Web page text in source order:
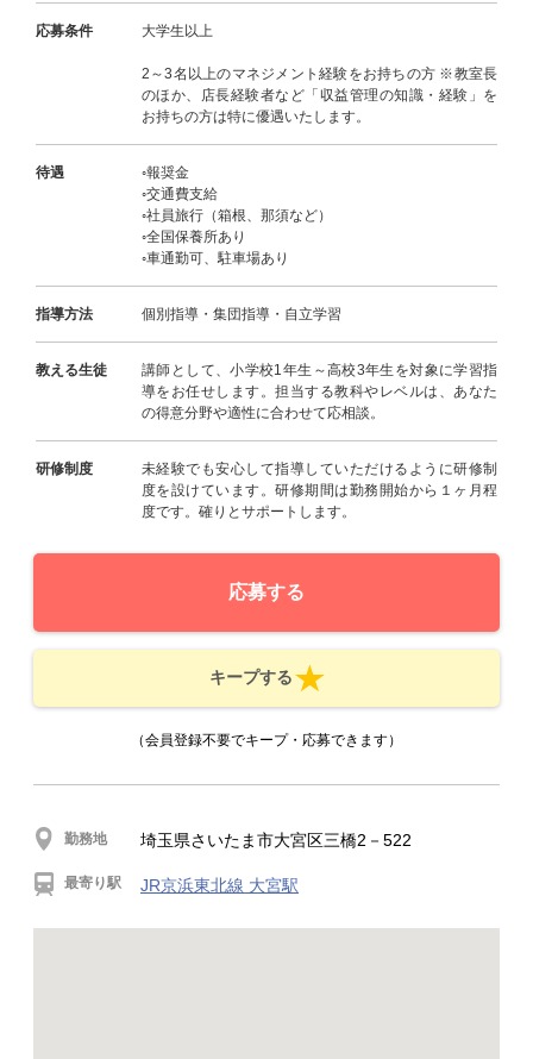
応募条件 大学生以上
2～3名以上のマネジメント経験をお持ちの方 ※教室長
のほか、店長経験者など「収益管理の知識・経験」を
お持ちの方は特に優遇いたします。
待遇
◦報奨金
◦交通費支給
◦社員旅行（箱根、那須など）
◦全国保養所あり
◦車通勤可、駐車場あり
指導方法 個別指導・集団指導・自立学習
教える生徒
講師として、小学校1年生～高校3年生を対象に学習指
導をお任せします。担当する教科やレベルは、あなた
の得意分野や適性に合わせて応相談。
研修制度
未経験でも安心して指導していただけるように研修制
度を設けています。研修期間は勤務開始から１ヶ月程
度です。確りとサポートします。
応募する
キープする
（会員登録不要でキープ・応募できます）
勤務地 埼玉県さいたま市大宮区三橋2－522
最寄り駅 JR京浜東北線 大宮駅